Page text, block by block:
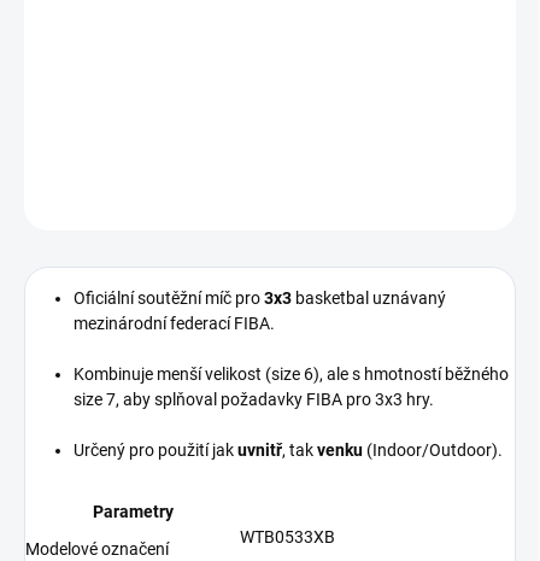
Oficiální soutěžní míč pro3x3 basketbal uznávaný
mezinárodní federací FIBA.
Kombinuje menší velikost (size 6), ale s hmotností běžného
size 7, aby splňoval požadavky FIBA pro 3x3 hry.
Určený pro použití jakuvnitř, takvenku (Indoor/Outdoor).
Parametry
Modelové označení
WTB0533XB